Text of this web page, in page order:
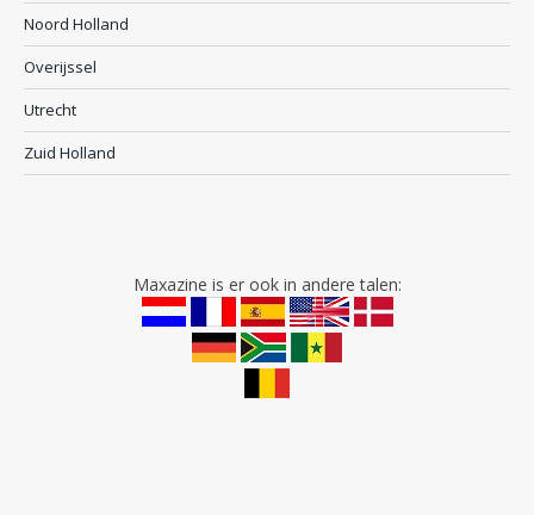
Noord Holland
Overijssel
Utrecht
Zuid Holland
Maxazine is er ook in andere talen: